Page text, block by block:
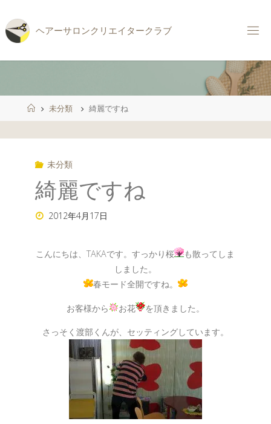
ン
テ
ス
ヘアーサロ ンク リ エイ タークラブ
ホ
ー
未分類 綺麗ですね
未分類
綺麗ですね
2012年4月17日
こんにちは、TAKAです。すっかり桜
も散ってしま
しました。
春モード全開ですね。
お客様から お花 を頂きました。
さっそく渡部くんが、セッティングしています。